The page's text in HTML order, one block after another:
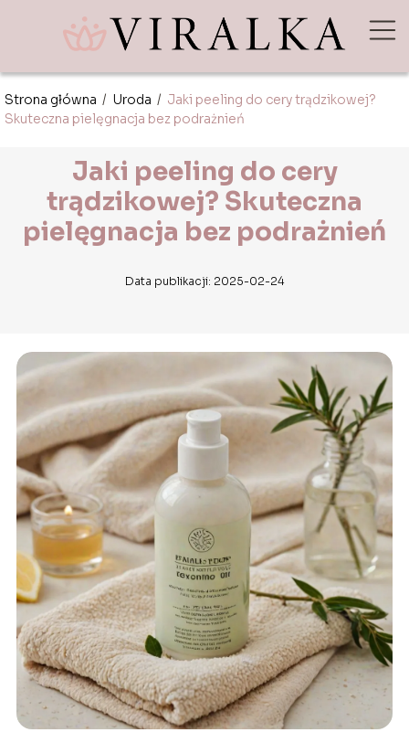
Strona główna / Uroda / Jaki peeling do cery trądzikowej?
Skuteczna pielęgnacja bez podrażnień
Jaki peeling do cery
trądzikowej? Skuteczna
pielęgnacja bez podrażnień
Data publikacji: 2025-02-24